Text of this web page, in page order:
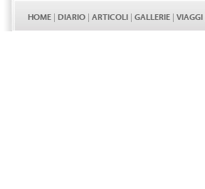
HOME | DIARIO | ARTICOLI | GALLERIE | VIAGGI